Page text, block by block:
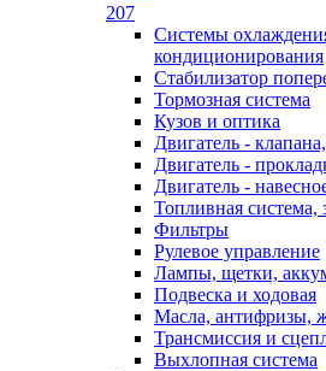
207
Системы
кондиционирования
Стабилизатор
Тормозная система
Кузов и оптика
Двигатель -
Двигатель -
Двигатель -
Топливная система,
Фильтры
Рулевое управление
Лампы, щетки,
Подвеска и ходовая
Масла, антифризы,
Трансмиссия и
Выхлопная система